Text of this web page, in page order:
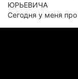
ЮРЬЕВИЧА
Сегодня у меня